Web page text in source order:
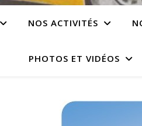
NOS ACTIVITÉS
PHOTOS ET VIDÉOS